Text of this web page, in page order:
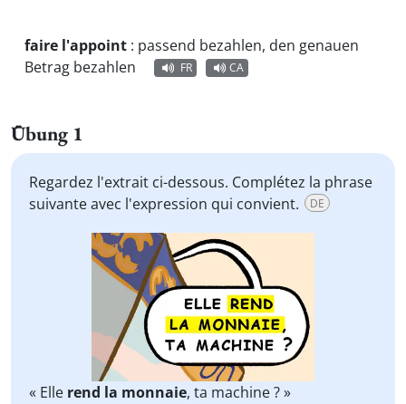
faire l'appoint : passend bezahlen, den genauen
Betrag bezahlen
FR CA
Übung 1
Regardez l'extrait ci-dessous. Complétez la phrase
suivante avec l'expression qui convient.
DE
« Elle rend la monnaie, ta machine ? »